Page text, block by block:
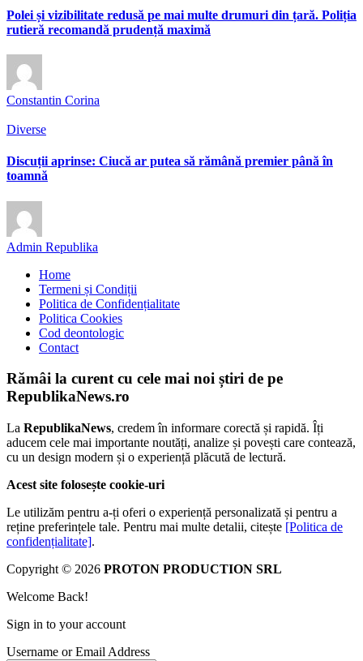
Polei și vizibilitate redusă pe mai multe drumuri din țară. Poliția
rutieră recomandă prudență maximă
Constantin Corina
Diverse
Discuții aprinse: Ciucă ar putea să rămână premier până în
toamnă
Admin Republika
Home
Termeni și Condiții
Politica de Confidențialitate
Politica Cookies
Cod deontologic
Contact
Rămâi la curent cu cele mai noi știri de pe
RepublikaNews.ro
La RepublikaNews, credem în informare corectă și rapidă. Îți
aducem cele mai importante noutăți, analize și povești care contează,
cu un design modern și o experiență plăcută de lectură.
Acest site folosește cookie-uri
Le utilizăm pentru a-ți oferi o experiență personalizată și pentru a
reține preferințele tale. Pentru mai multe detalii, citește [Politica de
confidențialitate].
Copyright © 2026 PROTON PRODUCTION SRL
Welcome Back!
Sign in to your account
Username or Email Address